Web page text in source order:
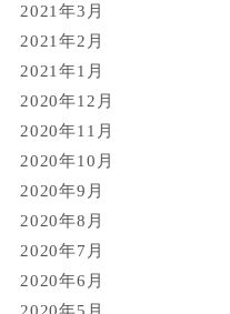
2021年3月
2021年2月
2021年1月
2020年12月
2020年11月
2020年10月
2020年9月
2020年8月
2020年7月
2020年6月